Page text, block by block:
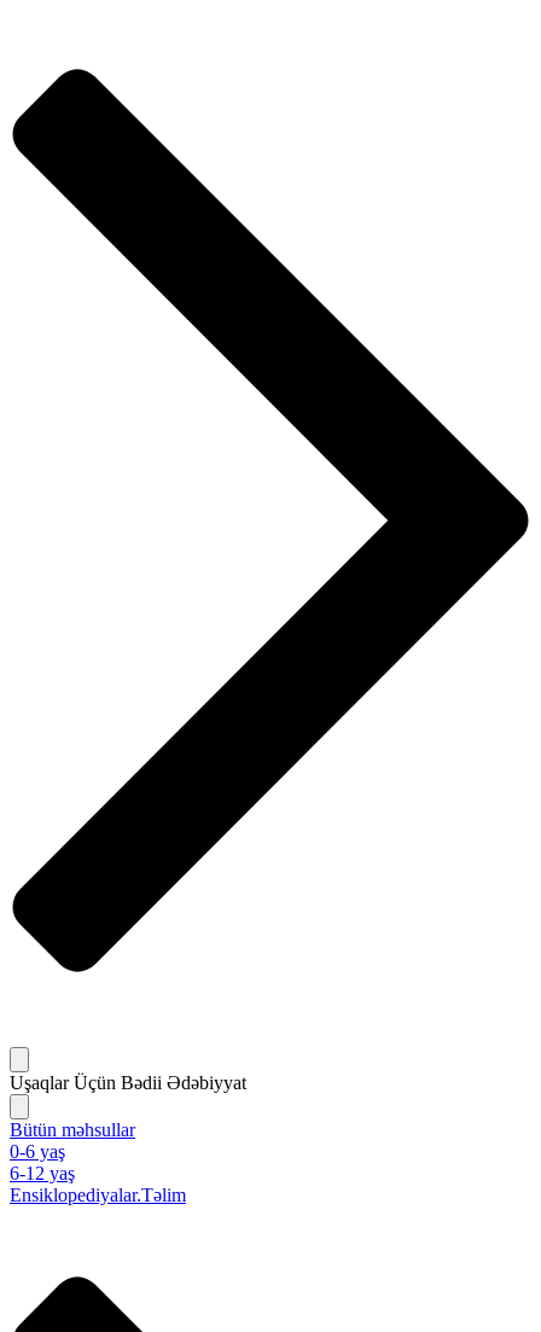
Uşaqlar Üçün Bədii Ədəbiyyat
Bütün məhsullar
0-6 yaş
6-12 yaş
Ensiklopediyalar.Təlim